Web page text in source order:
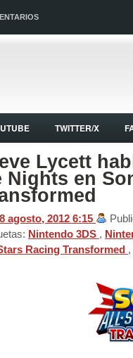
TWITTER/X
Lycett
Nights en
agosto, 2012 6:15
Nintendo 3DS ,
Racing Transformed ,